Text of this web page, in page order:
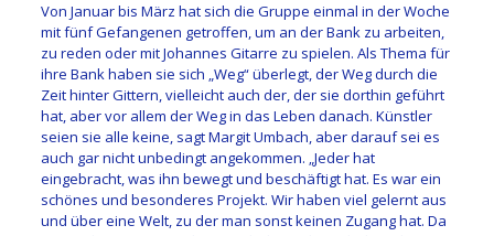
Von Januar bis März hat sich die Gruppe einmal in der Woche
mit fünf Gefangenen getroffen, um an der Bank zu arbeiten,
zu reden oder mit Johannes Gitarre zu spielen. Als Thema für
ihre Bank haben sie sich „Weg“ überlegt, der Weg durch die
Zeit hinter Gittern, vielleicht auch der, der sie dorthin geführt
hat, aber vor allem der Weg in das Leben danach. Künstler
seien sie alle keine, sagt Margit Umbach, aber darauf sei es
auch gar nicht unbedingt angekommen. „Jeder hat
eingebracht, was ihn bewegt und beschäftigt hat. Es war ein
schönes und besonderes Projekt. Wir haben viel gelernt aus
und über eine Welt, zu der man sonst keinen Zugang hat. Da